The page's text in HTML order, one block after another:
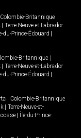
Colombie-Britannique
Terre-Neuve-et-Labrador
du-Prince-Édouard
Britannique
Terre-Neuve-et-Labrador
du-Prince-Édouard
Colombie-Britannique
Terre-Neuve-et-
Île-du-Prince-